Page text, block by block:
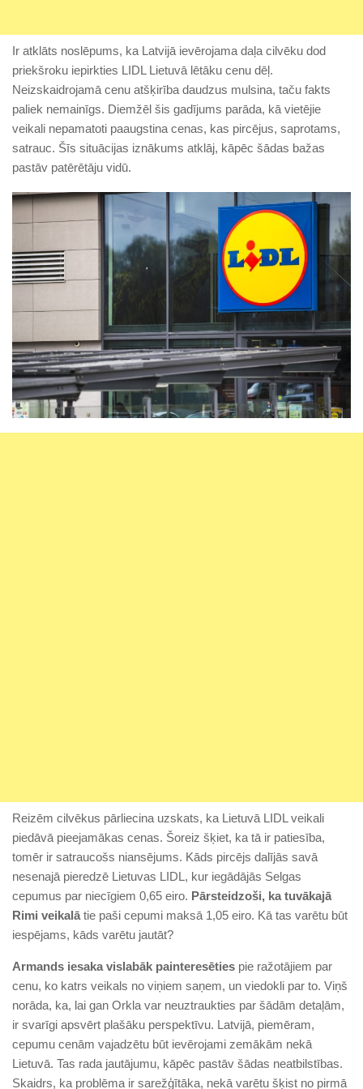
Ir atklāts noslēpums, ka Latvijā ievērojama daļa cilvēku dod
priekšroku iepirkties LIDL Lietuvā lētāku cenu dēļ.
Neizskaidrojamā cenu atšķirība daudzus mulsina, taču fakts
paliek nemainīgs. Diemžēl šis gadījums parāda, kā vietējie
veikali nepamatoti paaugstina cenas, kas pircējus, saprotams,
satrauc. Šīs situācijas iznākums atklāj, kāpēc šādas bažas
pastāv patērētāju vidū.
Reizēm cilvēkus pārliecina uzskats, ka Lietuvā LIDL veikali
piedāvā pieejamākas cenas. Šoreiz šķiet, ka tā ir patiesība,
tomēr ir satraucošs niansējums. Kāds pircējs dalījās savā
nesenajā pieredzē Lietuvas LIDL, kur iegādājās Selgas
cepumus par niecīgiem 0,65 eiro. Pārsteidzoši, ka tuvākajā
Rimi veikalā tie paši cepumi maksā 1,05 eiro. Kā tas varētu būt
iespējams, kāds varētu jautāt?
Armands iesaka vislabāk painteresēties pie ražotājiem par
cenu, ko katrs veikals no viņiem saņem, un viedokli par to. Viņš
norāda, ka, lai gan Orkla var neuztraukties par šādām detaļām,
ir svarīgi apsvērt plašāku perspektīvu. Latvijā, piemēram,
cepumu cenām vajadzētu būt ievērojami zemākām nekā
Lietuvā. Tas rada jautājumu, kāpēc pastāv šādas neatbilstības.
Skaidrs, ka problēma ir sarežģītāka, nekā varētu šķist no pirmā